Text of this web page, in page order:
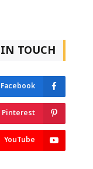
TOUCH
Facebook
Pinterest
YouTube